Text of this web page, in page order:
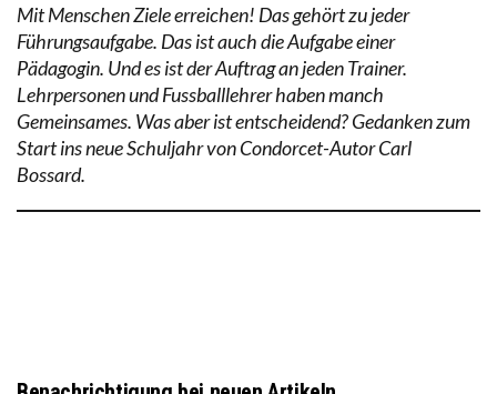
Mit Menschen Ziele erreichen! Das gehört zu jeder
Führungsaufgabe. Das ist auch die Aufgabe einer
Pädagogin. Und es ist der Auftrag an jeden Trainer.
Lehrpersonen und Fussballlehrer haben manch
Gemeinsames. Was aber ist entscheidend? Gedanken zum
Start ins neue Schuljahr von Condorcet-Autor Carl
Bossard.